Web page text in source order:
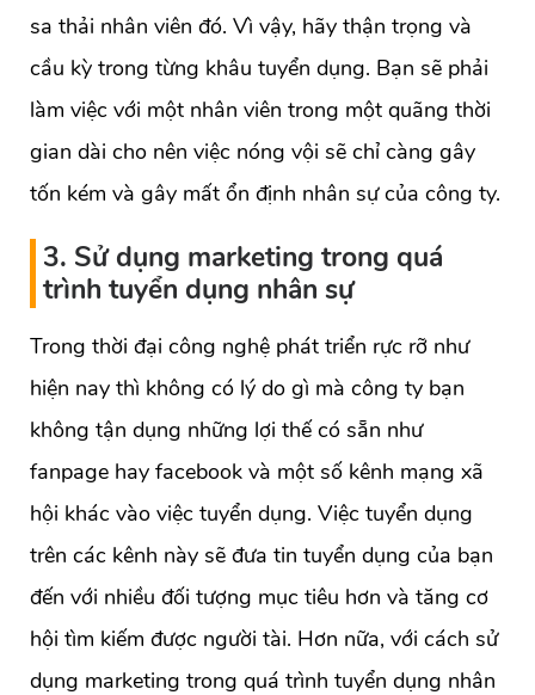
sa thải nhân viên đó. Vì vậy, hãy thận trọng và
cầu kỳ trong từng khâu tuyển dụng. Bạn sẽ phải
làm việc với một nhân viên trong một quãng thời
gian dài cho nên việc nóng vội sẽ chỉ càng gây
tốn kém và gây mất ổn định nhân sự của công ty.
3. Sử dụng marketing trong quá
trình tuyển dụng nhân sự
Trong thời đại công nghệ phát triển rực rỡ như
hiện nay thì không có lý do gì mà công ty bạn
không tận dụng những lợi thế có sẵn như
fanpage hay facebook và một số kênh mạng xã
hội khác vào việc tuyển dụng. Việc tuyển dụng
trên các kênh này sẽ đưa tin tuyển dụng của bạn
đến với nhiều đối tượng mục tiêu hơn và tăng cơ
hội tìm kiếm được người tài. Hơn nữa, với cách sử
dụng marketing trong quá trình tuyển dụng nhân